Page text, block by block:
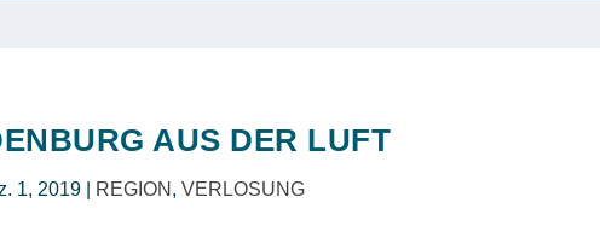
AUS DER LUFT
1, 2019 REGION ,VERLOSUNG